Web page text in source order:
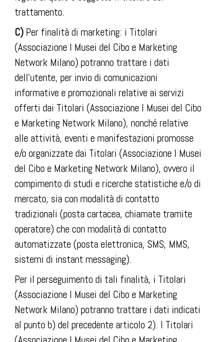
trattamento.
C) Per finalità di marketing: i Titolari
(Associazione I Musei del Cibo e Marketing
Network Milano) potranno trattare i dati
dell’utente, per invio di comunicazioni
informative e promozionali relative ai servizi
offerti dai Titolari (Associazione I Musei del Cibo
e Marketing Network Milano), nonché relative
alle attività, eventi e manifestazioni promosse
e/o organizzate dai Titolari (Associazione I Musei
del Cibo e Marketing Network Milano), ovvero il
compimento di studi e ricerche statistiche e/o di
mercato, sia con modalità di contatto
tradizionali (posta cartacea, chiamate tramite
operatore) che con modalità di contatto
automatizzate (posta elettronica, SMS, MMS,
sistemi di instant messaging).
Per il perseguimento di tali finalità, i Titolari
(Associazione I Musei del Cibo e Marketing
Network Milano) potranno trattare i dati indicati
al punto b) del precedente articolo 2). I Titolari